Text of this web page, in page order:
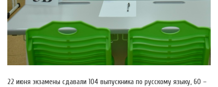
22 июня экзамены сдавали 104 выпускника по русскому языку, 60 –